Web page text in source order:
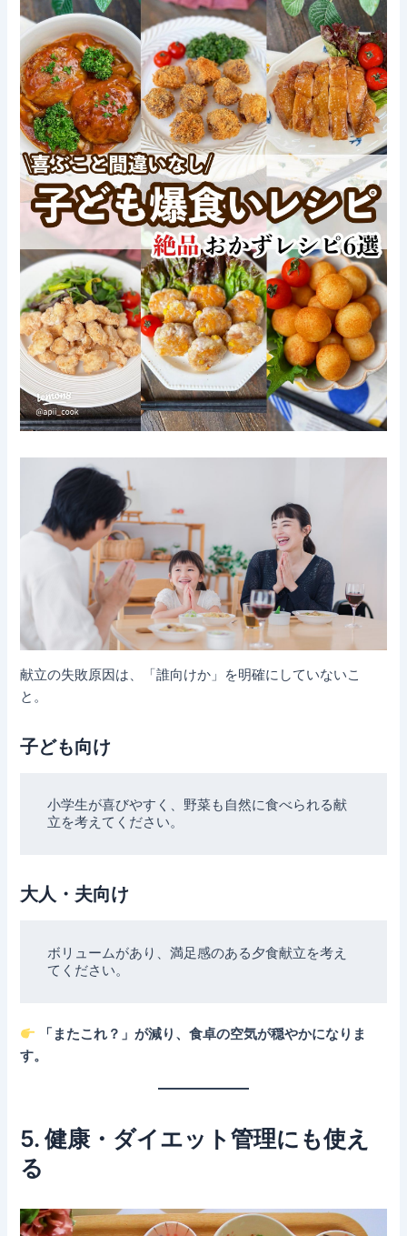
献立の失敗原因は、「誰向けか」を明確にしていないこ
と。
子ども向け
小学生が喜びやすく、野菜も自然に食べられる献
大人・夫向け
ボリュームがあり、満足感のある夕食献立を考え
「またこれ？」が減り、食卓の空気が穏やかになりま
す。
5. 健康・ダイエット管理にも使え
る